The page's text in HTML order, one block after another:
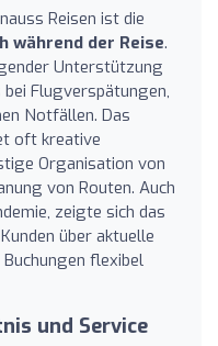
Reisen ist die
während der Reise.
Unterstützung
Flugverspätungen,
Notfällen. Das
oft kreative
Organisation von
von Routen. Auch
zeigte sich das
über aktuelle
flexibel
und Service